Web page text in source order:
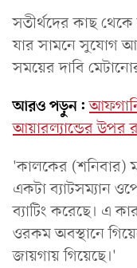
সতীর্থদের কাছ
যার সামনে সুযোগ
সময়ের দাবি
আরও পড়ুন:
আয়ারল্যান্ডের উপর
'কালকের (শনিবার)
একটা ব্যাটসম্যান
ব্যাটিং করেছে। এ
ওরকম অবস্থানে
জায়গায় গিয়েছে।'